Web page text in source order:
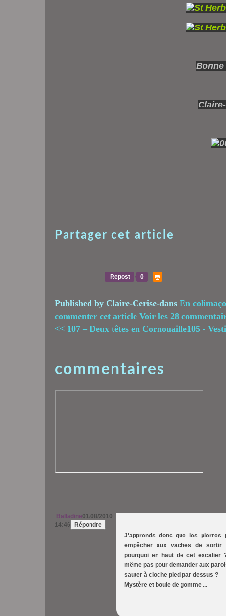
Partager cet article
Repost 0
Published by Claire-Cerise-dans En
commenter cet article Voir les 28
<< 107 – Deux têtes en Cornouaille105 -
commentaires
Balladine01/08/2010
14:46
Répondre
J'apprends donc que les pierres
empêcher aux vaches de sortir
pourquoi en haut de cet escalier
même pas pour demander aux
sauter à cloche pied par dessus ?
Mystère et boule de gomme ...